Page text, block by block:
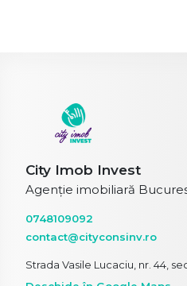
City Imob Invest
Agenție imobiliară
0748109092
contact@cityconsinv.ro
Strada Vasile Lucaciu, nr. 44,